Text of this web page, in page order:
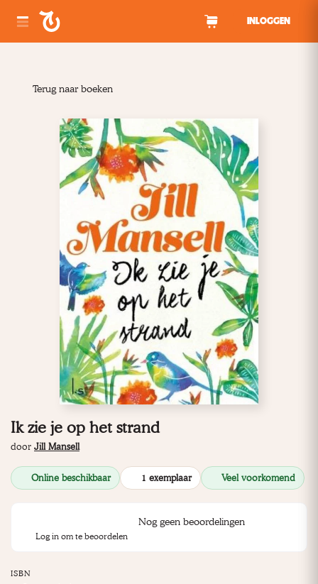
INLOGGEN
Terug naar boeken
Ik zie je op het strand
door Jill Mansell
Online beschikbaar 1 exemplaar Veel voorkomend
Nog geen beoordelingen
Log in om te beoordelen
ISBN